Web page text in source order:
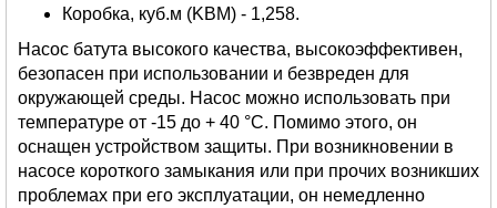
Коробка, куб.м (KBM) - 1,258.
Насос батута высокого качества, высокоэффективен,
безопасен при использовании и безвреден для
окружающей среды. Насос можно использовать при
температуре от -15 до + 40 °C. Помимо этого, он
оснащен устройством защиты. При возникновении в
насосе короткого замыкания или при прочих возникших
проблемах при его эксплуатации, он немедленно